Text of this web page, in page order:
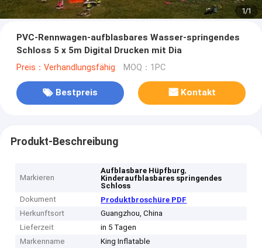
1/1
PVC-Rennwagen-aufblasbares Wasser-springendes
Schloss 5 x 5m Digital Drucken mit Dia
Preis：Verhandlungsfähig MOQ：1PC
Bestpreis Kontakt
Produkt-Beschreibung
Markieren
Aufblasbare Hüpfburg,
Kinderaufblasbares springendes
Schloss
Dokument
Produktbroschüre PDF
Herkunftsort
Guangzhou, China
Lieferzeit
in 5 Tagen
Markenname
King Inflatable